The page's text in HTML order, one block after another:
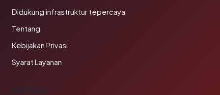
Didukung infrastruktur tepercaya
Tentang
Kebijakan Privasi
Syarat Layanan
BAHASA